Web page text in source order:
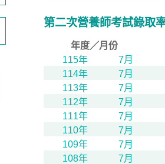
第二次營養師考試錄取
年度／月份
115年
7月
114年
7月
113年
7月
112年
7月
111年
7月
110年
7月
109年
7月
108年
7月